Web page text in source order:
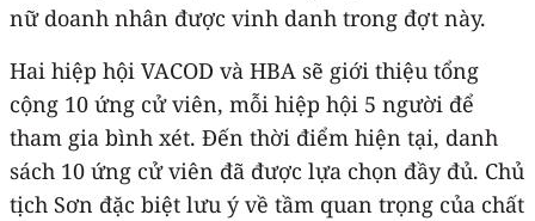
nữ doanh nhân được vinh danh trong đợt này.
Hai hiệp hội VACOD và HBA sẽ giới thiệu tổng
cộng 10 ứng cử viên, mỗi hiệp hội 5 người để
tham gia bình xét. Đến thời điểm hiện tại, danh
sách 10 ứng cử viên đã được lựa chọn đầy đủ. Chủ
tịch Sơn đặc biệt lưu ý về tầm quan trọng của chất